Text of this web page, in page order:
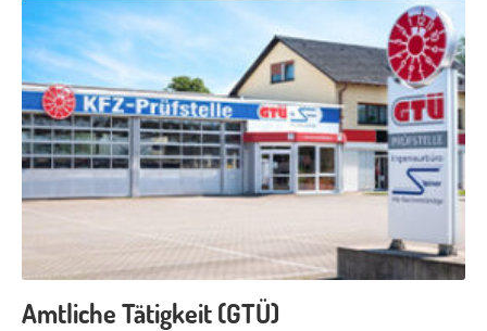
Amtliche Tätigkeit (GTÜ)